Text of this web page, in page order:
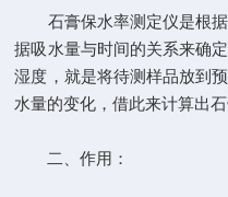
石膏保水率测定仪是根据
据吸水量与时间的关系来确
湿度，就是将待测样品放到
水量的变化，借此来计算出石
二、作用：